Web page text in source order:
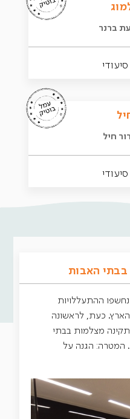
ברנר
חיל
האבות
ההתעללויות
כעת, לראשונה
מצלמות בבתי
המטרה: הגנה על